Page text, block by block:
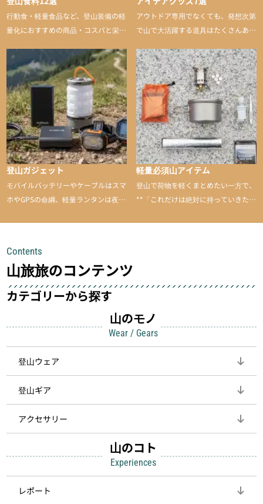
行動食・軽量食品など、登山装備の軽
量化におすすめの商品・コスパと栄養
アウトドア専用でなくても、発想次第
で山で大活躍する道具はたくさんあり
山に持ち込むと快適性や安心感をグッ
と引き上げてくれる――そんな意外性
のあるアイテムを紹介
登山ガジェット
モバイルバッテリーやケーブルはスマ
ホやGPSの命綱、軽量ランタンは夜間
して安全にしてくれます
軽量必須山アイテム
登山で荷物を軽くまとめたい一方で、
**「これだけは絶対に持っていきた
Contents
山旅旅のコンテンツ
カテゴリーから探す
山のモノ
Wear / Gears
登山ウェア
登山ギア
アクセサリー
山のコト
Experiences
レポート